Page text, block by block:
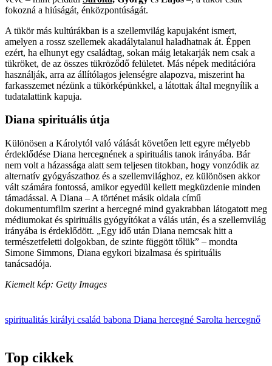
fokozná a hiúságát, énközpontúságát.
A tükör más kultúrákban is a szellemvilág kapujaként ismert,
amelyen a rossz szellemek akadálytalanul haladhatnak át. Éppen
ezért, ha elhunyt egy családtag, sokan máig letakarják nem csak a
tükröket, de az összes tükröződő felületet. Más népek meditációra
használják, arra az állítólagos jelenségre alapozva, miszerint ha
farkasszemet nézünk a tükörképünkkel, a látottak által megnyílik a
tudatalattink kapuja.
Diana spirituális útja
Különösen a Károlytól való válását követően lett egyre mélyebb
érdeklődése Diana hercegnének a spirituális tanok irányába. Bár
nem volt a házassága alatt sem teljesen titokban, hogy vonzódik az
alternatív gyógyászathoz és a szellemvilághoz, ez különösen akkor
vált számára fontossá, amikor egyedül kellett megküzdenie minden
támadással. A Diana – A történet másik oldala című
dokumentumfilm szerint a hercegné mind gyakrabban látogatott meg
médiumokat és spirituális gyógyítókat a válás után, és a szellemvilág
irányába is érdeklődött. „Egy idő után Diana nemcsak hitt a
természetfeletti dolgokban, de szinte függött tőlük” – mondta
Simone Simmons, Diana egykori bizalmasa és spirituális
tanácsadója.
Kiemelt kép: Getty Images
spiritualitás királyi család babona Diana hercegné Sarolta hercegnő
Top cikkek